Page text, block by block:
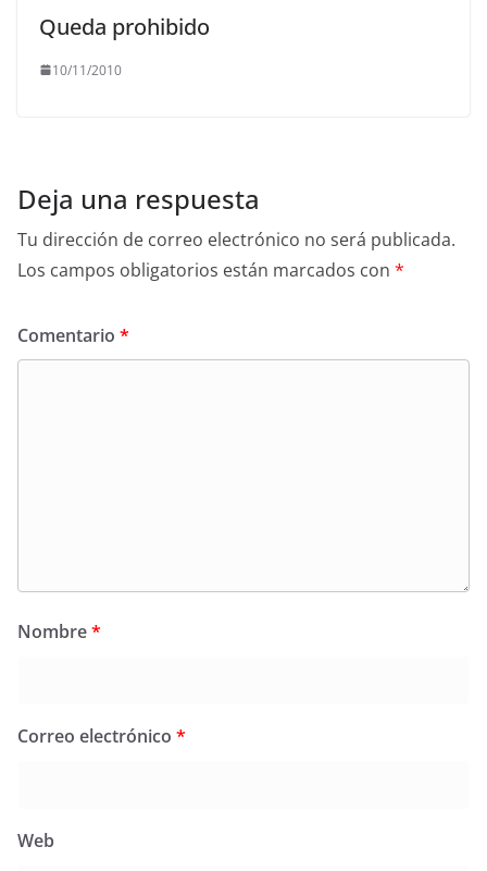
Queda prohibido
10/11/2010
Deja una respuesta
Tu dirección de correo electrónico no será publicada.
Los campos obligatorios están marcados con *
Comentario *
Nombre*
Correo electrónico *
Web